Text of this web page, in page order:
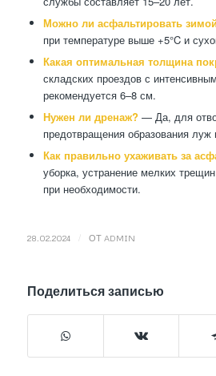
Можно ли асфальтировать
при температуре выше +5°C и
Какая оптимальная толщина
складских проездов с
рекомендуется 6–8 см.
Нужен ли дренаж? — Да, для
предотвращения образования
Как правильно ухаживать за
уборка, устранение мелких
при необходимости.
28.02.2024 ОТ ADMIN
Поделиться записью